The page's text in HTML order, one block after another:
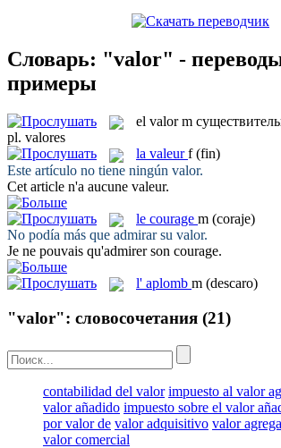
Словарь: "valor" -
примеры
el valor m
pl. valores
la valeur f (fin)
Este artículo no tiene ningún valor.
Cet article n'a aucune valeur.
le courage m (coraje)
No podía más que admirar su valor.
Je ne pouvais qu'admirer son courage.
l' aplomb m (descaro)
"valor": словосочетания (21)
contabilidad del valor impuesto al valor
valor añadido impuesto sobre el valor
por valor de valor adquisitivo valor
valor comercial